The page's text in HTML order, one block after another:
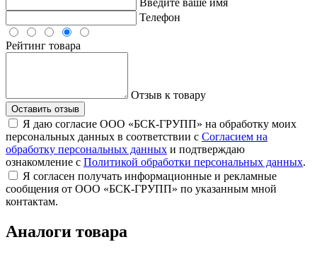
Телефон
Рейтинг товара
Отзыв к товару
Оставить отзыв
Я даю согласие ООО «БСК-ГРУПП» на обработку моих
персональных данных в соответствии с Согласием на
обработку персональных данных и подтверждаю
ознакомление с Политикой обработки персональных данных.
Я согласен получать информационные и рекламные
сообщения от ООО «БСК-ГРУПП» по указанным мной
контактам.
Аналоги товара